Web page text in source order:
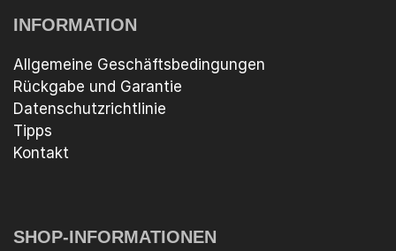
INFORMATION
Allgemeine Geschäftsbedingungen
Rückgabe und Garantie
Datenschutzrichtlinie
Tipps
Kontakt
SHOP-INFORMATIONEN